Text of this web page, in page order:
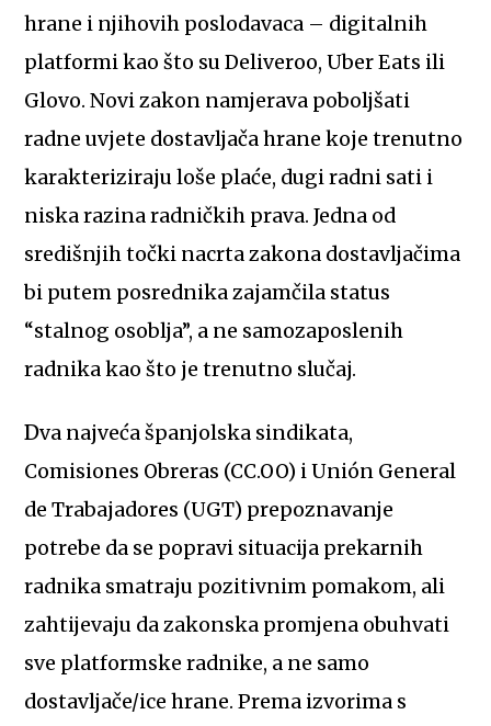
hrane i njihovih poslodavaca – digitalnih
platformi kao što su Deliveroo, Uber Eats ili
Glovo. Novi zakon namjerava poboljšati
radne uvjete dostavljača hrane koje trenutno
karakteriziraju loše plaće, dugi radni sati i
niska razina radničkih prava. Jedna od
središnjih točki nacrta zakona dostavljačima
bi putem posrednika zajamčila status
“stalnog osoblja”, a ne samozaposlenih
radnika kao što je trenutno slučaj.
Dva najveća španjolska sindikata,
Comisiones Obreras (CC.OO) i Unión General
de Trabajadores (UGT) prepoznavanje
potrebe da se popravi situacija prekarnih
radnika smatraju pozitivnim pomakom, ali
zahtijevaju da zakonska promjena obuhvati
sve platformske radnike, a ne samo
dostavljače/ice hrane. Prema izvorima s